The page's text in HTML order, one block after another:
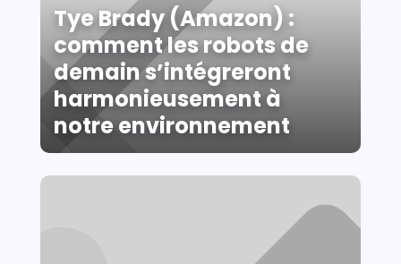
Tye Brady (Amazon) :
comment les robots de
demain s’intégreront
harmonieusement à
notre environnement